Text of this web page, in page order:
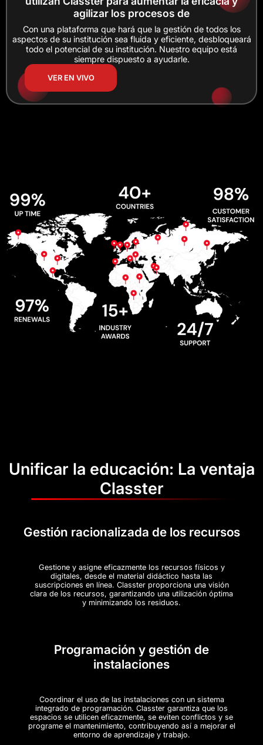
agilizar los procesos de
Con una plataforma que hará que la gestión de todos los
aspectos de su institución sea fluida y eficiente, desbloqueará
todo el potencial de su institución. Nuestro equipo está
siempre dispuesto a ayudarle.
VER EN VIVO
Unificar la educación: La ventaja
Classter
Gestión racionalizada de los recursos
Gestione y asigne eficazmente los recursos físicos y
digitales, desde el material didáctico hasta las
suscripciones en línea. Classter proporciona una visión
clara de los recursos, garantizando una utilización óptima
y minimizando los residuos.
Programación y gestión de
instalaciones
Coordinar el uso de las instalaciones con un sistema
integrado de programación. Classter garantiza que los
espacios se utilicen eficazmente, se eviten conflictos y se
programe el mantenimiento, contribuyendo así a mejorar el
entorno de aprendizaje y trabajo.